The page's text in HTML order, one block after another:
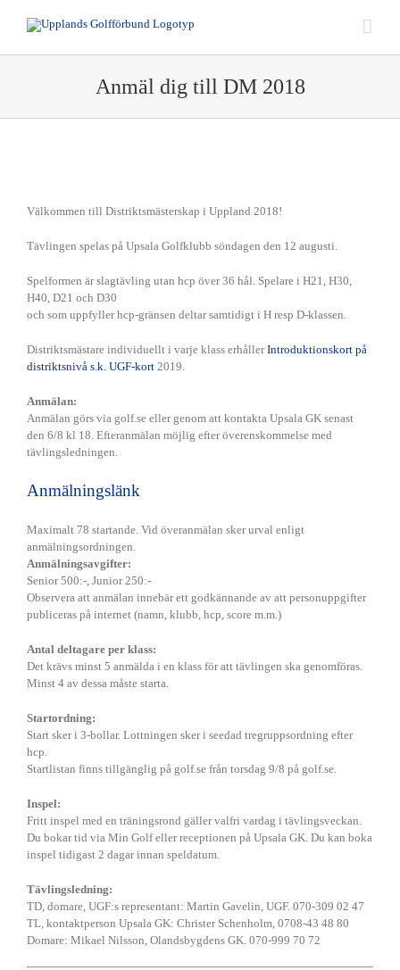
Anmäl dig till DM 2018
Välkommen till Distriktsmästerskap i Uppland 2018!
Tävlingen spelas på Upsala Golfklubb söndagen den 12 augusti.
Spelformen är slagtävling utan hcp över 36 hål. Spelare i H21, H30,
H40, D21 och D30
och som uppfyller hcp-gränsen deltar samtidigt i H resp D-klassen.
Distriktsmästare individuellt i varje klass erhållerIntroduktionskort på
distriktsnivå s.k. UGF-kort 2019.
Anmälan:
Anmälan görs via golf.se eller genom att kontakta Upsala GK senast
den 6/8 kl 18. Efteranmälan möjlig efter överenskommelse med
tävlingsledningen.
Anmälningslänk
Maximalt 78 startande. Vid överanmälan sker urval enligt
anmälningsordningen.
Anmälningsavgifter:
Senior 500:-, Junior 250:-
Observera att anmälan innebär ett godkännande av att personuppgifter
publiceras på internet (namn, klubb, hcp, score m.m.)
Antal deltagare per klass:
Det krävs minst 5 anmälda i en klass för att tävlingen ska genomföras.
Minst 4 av dessa måste starta.
Startordning:
Start sker i 3-bollar. Lottningen sker i seedad tregruppsordning efter
hcp.
Startlistan finns tillgänglig på golf.se från torsdag 9/8 på golf.se.
Inspel:
Fritt inspel med en träningsrond gäller valfri vardag i tävlingsveckan.
Du bokar tid via Min Golf eller receptionen på Upsala GK. Du kan boka
inspel tidigast 2 dagar innan speldatum.
Tävlingsledning:
TD, domare, UGF:s representant: Martin Gavelin, UGF. 070-309 02 47
TL, kontaktperson Upsala GK: Christer Schenholm, 0708-43 48 80
Domare: Mikael Nilsson, Olandsbygdens GK. 070-999 70 72